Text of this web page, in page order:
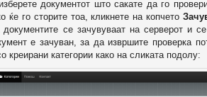
документот што сакате да го
ќе го сторите тоа, кликнете на копчето
се зачувуваат на серверот и
е зачуван, за да извршите проверка
креирани категории како на сликата подолу: